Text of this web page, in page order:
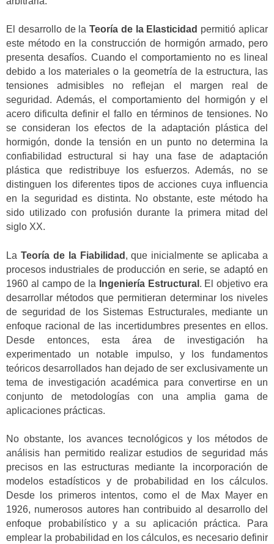
El desarrollo de laTeoría de la Elasticidad permitió aplicar
este método en la construcción de hormigón armado, pero
presenta desafíos. Cuando el comportamiento no es lineal
debido a los materiales o la geometría de la estructura, las
tensiones admisibles no reflejan el margen real de
seguridad. Además, el comportamiento del hormigón y el
acero dificulta definir el fallo en términos de tensiones. No
se consideran los efectos de la adaptación plástica del
hormigón, donde la tensión en un punto no determina la
confiabilidad estructural si hay una fase de adaptación
plástica que redistribuye los esfuerzos. Además, no se
distinguen los diferentes tipos de acciones cuya influencia
en la seguridad es distinta. No obstante, este método ha
sido utilizado con profusión durante la primera mitad del
siglo XX.
La Teoría de la Fiabilidad , que inicialmente se aplicaba a
procesos industriales de producción en serie, se adaptó en
1960 al campo de la Ingeniería Estructural . El objetivo era
desarrollar métodos que permitieran determinar los niveles
de seguridad de los Sistemas Estructurales, mediante un
enfoque racional de las incertidumbres presentes en ellos.
Desde entonces, esta área de investigación ha
experimentado un notable impulso, y los fundamentos
teóricos desarrollados han dejado de ser exclusivamente un
tema de investigación académica para convertirse en un
conjunto de metodologías con una amplia gama de
aplicaciones prácticas.
No obstante, los avances tecnológicos y los métodos de
análisis han permitido realizar estudios de seguridad más
precisos en las estructuras mediante la incorporación de
modelos estadísticos y de probabilidad en los cálculos.
Desde los primeros intentos, como el de Max Mayer en
1926, numerosos autores han contribuido al desarrollo del
enfoque probabilístico y a su aplicación práctica. Para
emplear la probabilidad en los cálculos, es necesario definir